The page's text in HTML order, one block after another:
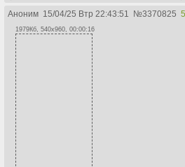
>Тебе промыли мозги, ты
Ты дважды повторил, что
при этом выдал целый поток
диагнозов. Люди, которым всё
просто проходят мимо.
Аноним 15/04/25 Втр 22:43:51 №3370825
1979Кб, 540x960, 00:00:16